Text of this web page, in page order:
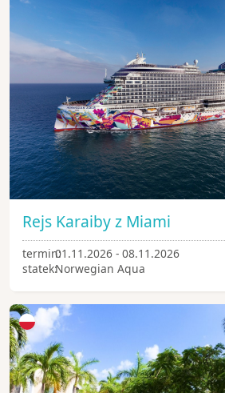
Rejs Karaiby z Miami
termin:01.11.2026 - 08.11.2026
statek:Norwegian Aqua